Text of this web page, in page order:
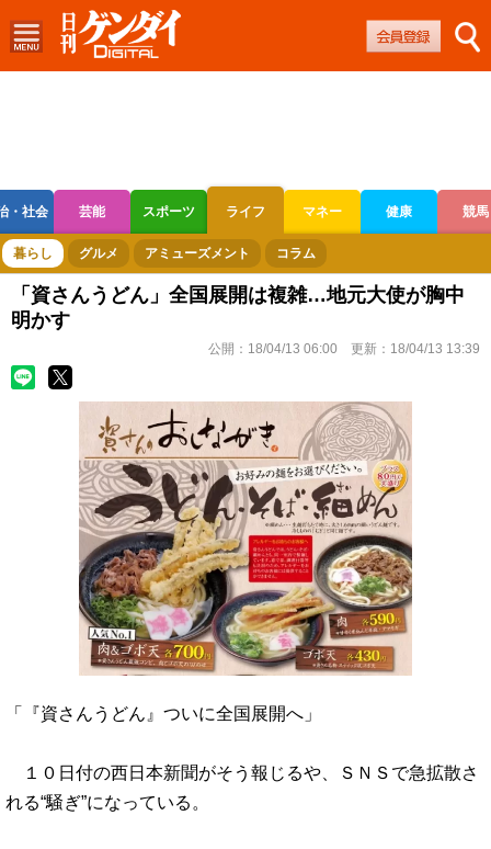
・社会 芸能 スポーツ ライフ マネー 健康 競馬
ボートレース 競輪 オートレース
暮らし グルメ アミューズメント コラム
「資さんうどん」全国展開は複雑…地元大使が胸中
明かす
公開： 18/04/13 06:00 更新： 18/04/13 13:39
「『資さんうどん』ついに全国展開へ」
１０日付の西日本新聞がそう報じるや、ＳＮＳで急拡散さ
れる“騒ぎ”になっている。